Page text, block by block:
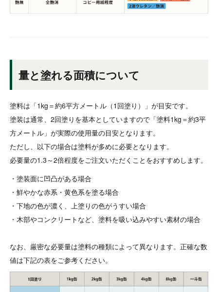
量と塗れる面積について
塗料は「1kg＝約6平方メートル（1回塗り）」が目安です。
塗装は通常、2回塗りを基本としていますので「塗料1kg＝約3平
方メートル」が実際の使用量の目安となります。
ただし、以下の場合は塗料が多めに必要となります。
必要量の1.3～2倍程度をご注文いただくことをおすすめします。
・塗装面に凹凸がある場合
・鮮やかな赤系・黄色系を塗る場合
・下地の色が濃く、上塗りの色がうすい場合
・木部やコンクリートなど、塗料を吸い込みやすい素材の場合
なお、厳密な必要量は塗料の種類によって異なります。正確な数
値は下記の表をご参考ください。